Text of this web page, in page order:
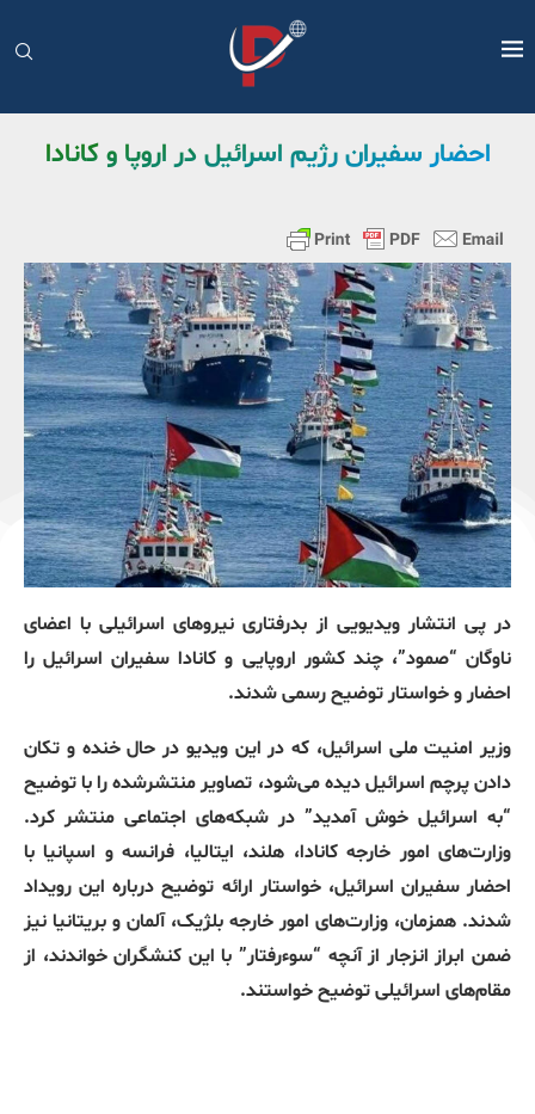
احضار سفیران رژیم اسرائیل در اروپا و کانادا
در پی انتشار ویدیویی از بدرفتاری نیروهای اسرائیلی با اعضای
ناوگان “صمود”، چند کشور اروپایی و کانادا سفیران اسرائیل را
احضار و خواستار توضیح رسمی شدند.
وزیر امنیت ملی اسرائیل، که در این ویدیو در حال خنده و تکان
دادن پرچم اسرائیل دیده می‌شود، تصاویر منتشرشده را با توضیح
“به اسرائیل خوش آمدید” در شبکه‌های اجتماعی منتشر کرد.
وزارت‌های امور خارجه کانادا، هلند، ایتالیا، فرانسه و اسپانیا با
احضار سفیران اسرائیل، خواستار ارائه توضیح درباره این رویداد
شدند. همزمان، وزارت‌های امور خارجه بلژیک، آلمان و بریتانیا نیز
ضمن ابراز انزجار از آنچه “سوءرفتار” با این کنشگران خواندند، از
مقام‌های اسرائیلی توضیح خواستند.